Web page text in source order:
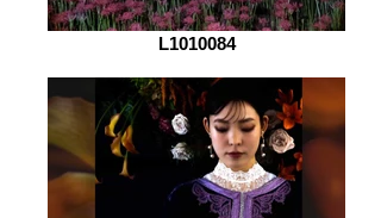
L1010084